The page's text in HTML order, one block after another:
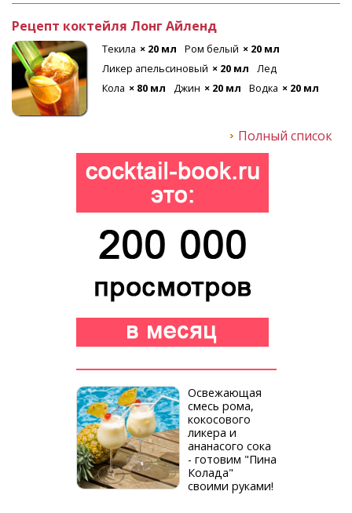
Рецепт коктейля Лонг Айленд
Текила × 20 мл Ром белый × 20 мл
Ликер апельсиновый × 20 мл
Лед
Кола × 80 мл Джин × 20 мл Водка × 20 мл
Полный список
Освежающая
смесь рома,
кокосового
ликера и
ананасого сока
- готовим "Пина
Колада"
своими руками!